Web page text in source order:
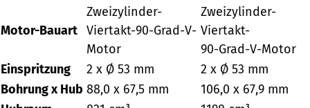
Motor-Bauart
Zweizylinder-
Viertakt-90-Grad-V-
Motor
Zweizylinder-
Viertakt-
90-Grad-V-Motor
Einspritzung
2 x Ø 53 mm
2 x Ø 53 mm
Bohrung x Hub 88,0 x 67,5 mm
106,0 x 67,9 mm